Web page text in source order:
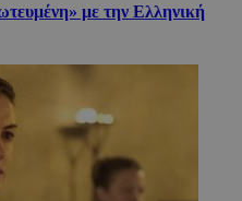
με την Ελληνική